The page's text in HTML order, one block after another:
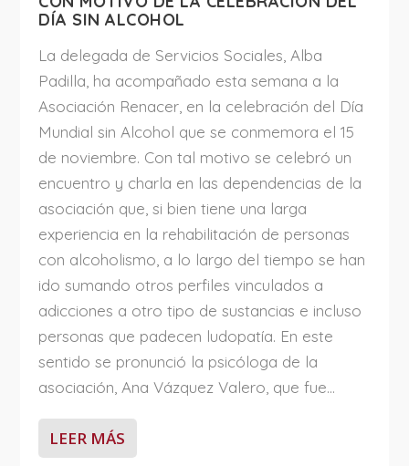
DÍA SIN ALCOHOL
La delegada de Servicios Sociales, Alba
Padilla, ha acompañado esta semana a la
Asociación Renacer, en la celebración del Día
Mundial sin Alcohol que se conmemora el 15
de noviembre. Con tal motivo se celebró un
encuentro y charla en las dependencias de la
asociación que, si bien tiene una larga
experiencia en la rehabilitación de personas
con alcoholismo, a lo largo del tiempo se han
ido sumando otros perfiles vinculados a
adicciones a otro tipo de sustancias e incluso
personas que padecen ludopatía. En este
sentido se pronunció la psicóloga de la
asociación, Ana Vázquez Valero, que fue...
LEER MÁS